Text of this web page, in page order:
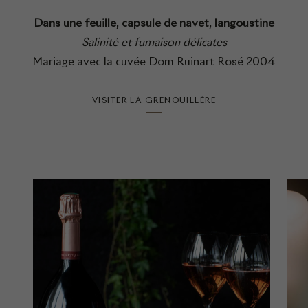
Dans une feuille, capsule de navet, langoustine
Salinité et fumaison délicates
Mariage avec la cuvée Dom Ruinart Rosé 2004
VISITER LA GRENOUILLÈRE